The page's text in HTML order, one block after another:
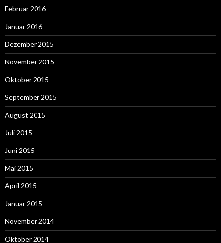
Februar 2016
Januar 2016
Dezember 2015
November 2015
Oktober 2015
September 2015
August 2015
Juli 2015
Juni 2015
Mai 2015
April 2015
Januar 2015
November 2014
Oktober 2014